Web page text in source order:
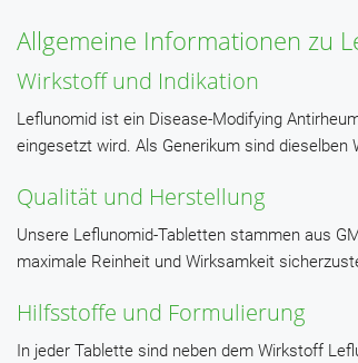
Allgemeine Informationen zu
Wirkstoff und Indikation
Leflunomid ist ein Disease-Modifying
eingesetzt wird. Als Generikum sind
Qualität und Herstellung
Unsere Leflunomid-Tabletten stammen aus
maximale Reinheit und Wirksamkeit
Hilfsstoffe und Formulierung
In jeder Tablette sind neben dem Wirkstoff